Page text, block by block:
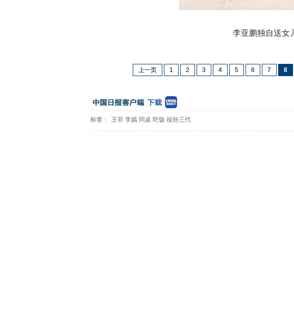
李亚鹏独自送女
上一页 1 2 3 4 5 6 7 8
标签： 王菲 李嫣 同桌 吃饭 祖孙三代